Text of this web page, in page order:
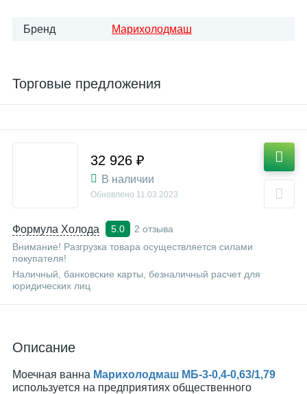
Бренд Марихолодмаш
Торговые предложения
Формула Холода 5.0
2 отзыва
Внимание! Разгрузка товара осуществляется силами
покупателя!
Наличный, банковские карты, безналичный расчет для
юридических лиц
32 926 ₽
В наличии
Обновлено 11.03.2023
Описание
Моечная ванна Марихолодмаш МБ-3-0,4-0,63/1,79
используется на предприятиях общественного